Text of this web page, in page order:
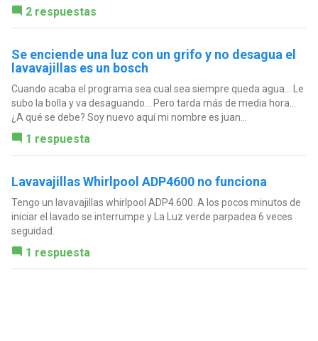
2 respuestas
Se enciende una luz con un grifo y no desagua el
lavavajillas es un bosch
Cuando acaba el programa sea cual sea siempre queda agua... Le
subo la bolla y va desaguando... Pero tarda más de media hora...
¿A qué se debe? Soy nuevo aquí mi nombre es juan...
1 respuesta
Lavavajillas Whirlpool ADP4600 no funciona
Tengo un lavavajillas whirlpool ADP4.600. A los pocos minutos de
iniciar el lavado se interrumpe y La Luz verde parpadea 6 veces
seguidad.
1 respuesta